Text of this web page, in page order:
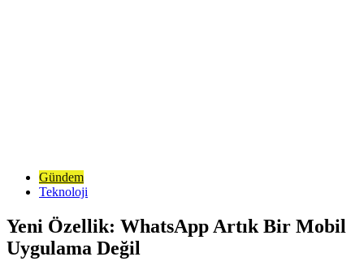
Gündem
Teknoloji
Yeni Özellik: WhatsApp Artık Bir Mobil
Uygulama Değil